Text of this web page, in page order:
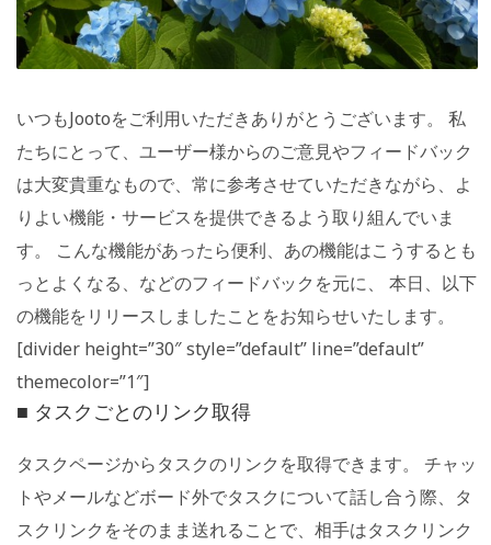
いつもJootoをご利用いただきありがとうございます。 私
たちにとって、ユーザー様からのご意見やフィードバック
は大変貴重なもので、常に参考させていただきながら、よ
りよい機能・サービスを提供できるよう取り組んでいま
す。 こんな機能があったら便利、あの機能はこうするとも
っとよくなる、などのフィードバックを元に、 本日、以下
の機能をリリースしましたことをお知らせいたします。
[divider height=”30″ style=”default” line=”default”
themecolor=”1″]
■ タスクごとのリンク取得
タスクページからタスクのリンクを取得できます。 チャッ
トやメールなどボード外でタスクについて話し合う際、タ
スクリンクをそのまま送れることで、相手はタスクリンク